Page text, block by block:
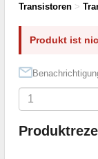
Transistoren >
Produkt ist